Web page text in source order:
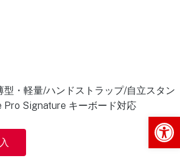
型・軽量/ハンドストラップ/自立スタン
Pro Signature キーボード対応